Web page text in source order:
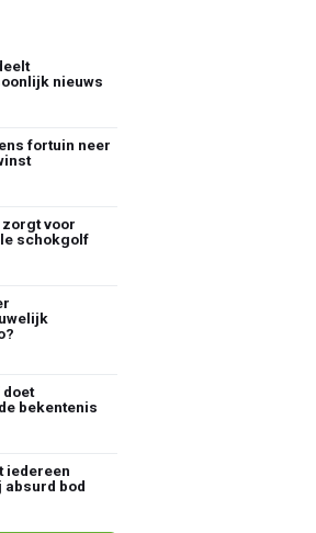
nieuws
fortuin neer
zorgt voor
schokgolf
bekentenis
iedereen
absurd bod